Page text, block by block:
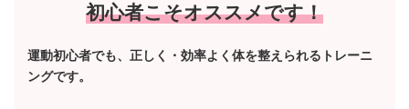
初心者こそオススメです！
運動初心者でも、正しく・効率よく体を整えられるトレーニ
ングです。